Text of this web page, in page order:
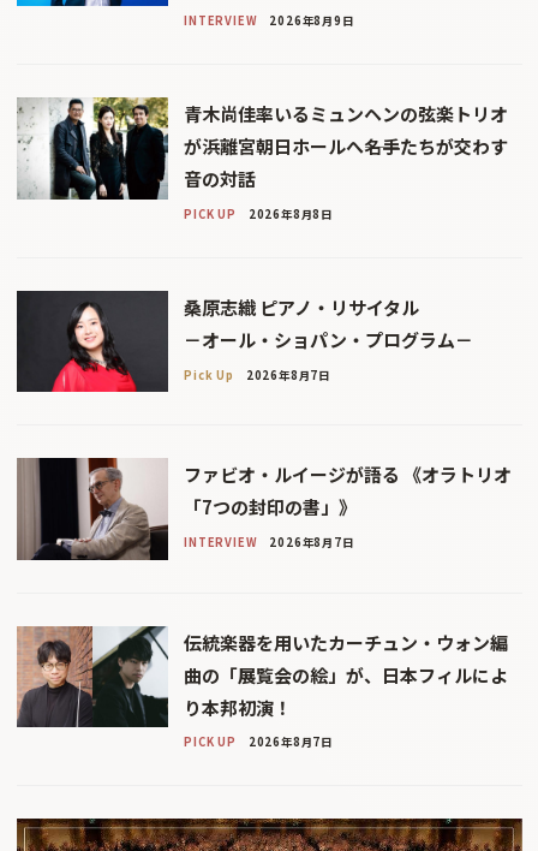
INTERVIEW 2026年8月9日
青木尚佳率いるミュンヘンの弦楽トリオ
が浜離宮朝日ホールへ――名手たちが交わす
音の対話
PICK UP 2026年8月8日
桑原志織 ピアノ・リサイタル
－オール・ショパン・プログラム－
Pick Up 2026年8月7日
ファビオ・ルイージが語る 《オラトリオ
「7つの封印の書」》
INTERVIEW 2026年8月7日
伝統楽器を用いたカーチュン・ウォン編
曲の「展覧会の絵」が、日本フィルによ
り本邦初演！
PICK UP 2026年8月7日